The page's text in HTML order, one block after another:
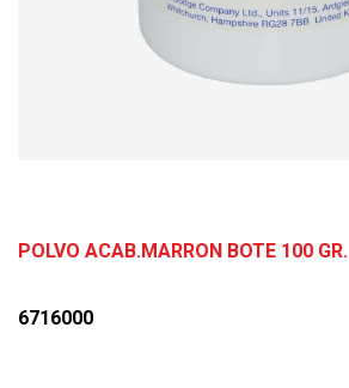
POLVO ACAB.MARRON BOTE 100 GR.
6716000